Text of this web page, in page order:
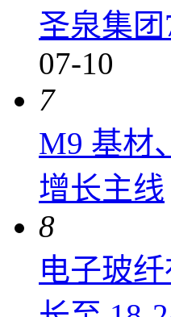
圣泉集团
07-10
7
M9 基材
增长主线
8
电子玻